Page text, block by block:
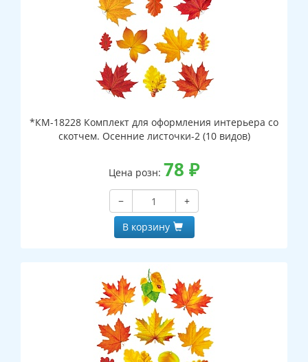
*КМ-18228 Комплект для оформления интерьера со
скотчем. Осенние листочки-2 (10 видов)
Цена розн: 78 ₽
−
+
В корзину